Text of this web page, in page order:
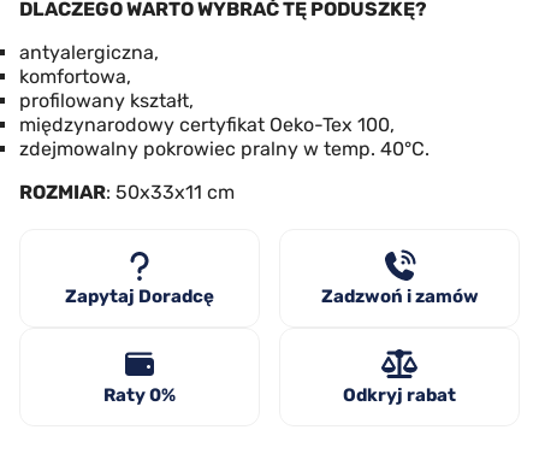
DLACZEGO WARTO WYBRAĆ TĘ PODUSZKĘ?
antyalergiczna,
komfortowa,
profilowany kształt,
międzynarodowy certyfikat Oeko-Tex 100,
zdejmowalny pokrowiec pralny w temp. 40°C.
ROZMIAR: 50x33x11 cm
Zapytaj Doradcę Zadzwoń i zamów
Raty 0% Odkryj rabat